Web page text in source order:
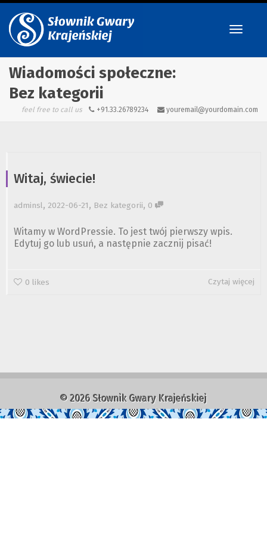
Wiadomości społeczne:
Bez kategorii
feel free to call us +91.33.26789234 youremail@yourdomain.com
Witaj, świecie!
adminsl, 2022-06-21, Bez kategorii, 0
Witamy w WordPressie. To jest twój pierwszy wpis.
Edytuj go lub usuń, a następnie zacznij pisać!
0 likes Czytaj więcej
© 2026 Słownik Gwary Krajeńskiej